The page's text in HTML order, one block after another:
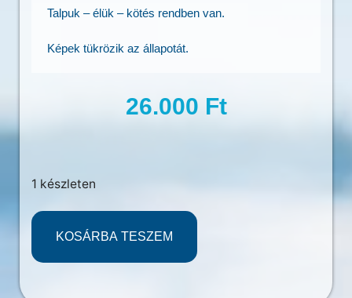
Talpuk – élük – kötés rendben van.
Képek tükrözik az állapotát.
26.000 Ft
1 készleten
KOSÁRBA TESZEM